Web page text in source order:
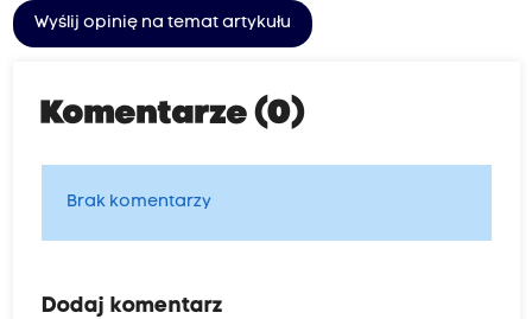
Wyślij opinię na temat artykułu
Komentarze (0)
Brak komentarzy
Dodaj komentarz